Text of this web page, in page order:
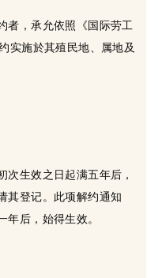
者，承允依照《国际劳工
实施於其殖民地、属地及
次生效之日起满五年后，
其登记。此项解约通知
后，始得生效。